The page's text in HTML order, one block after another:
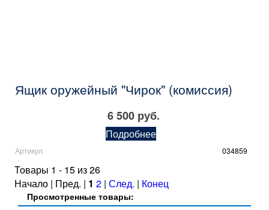
Ящик оружейный "Чирок" (комиссия)
6 500 руб.
Подробнее
Артикул 034859
Товары 1 - 15 из 26
Начало | Пред. | 1 2 | След. | Конец
Просмотренные товары: